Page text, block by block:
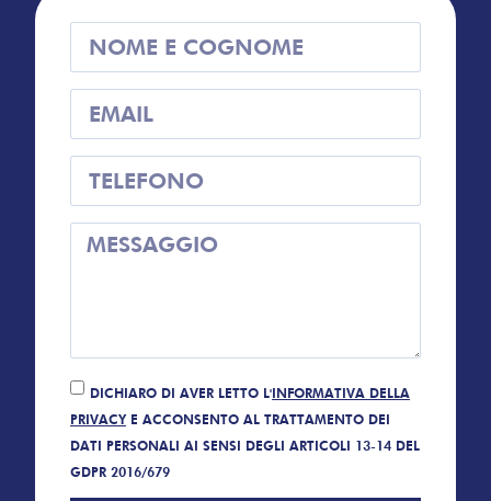
DICHIARO DI AVER LETTO L'INFORMATIVA DELLA
PRIVACYE ACCONSENTO AL TRATTAMENTO DEI
DATI PERSONALI AI SENSI DEGLI ARTICOLI 13-14 DEL
GDPR 2016/679